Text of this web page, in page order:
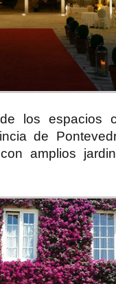
los espacios
de
amplios